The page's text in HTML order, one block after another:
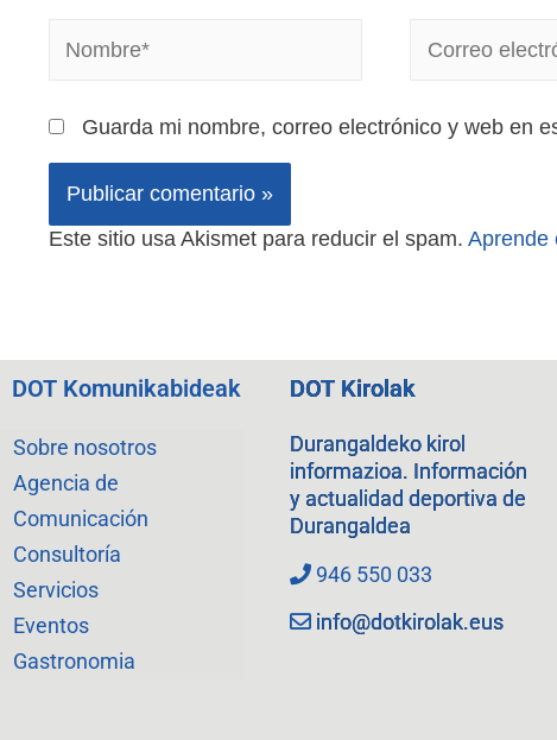
Guarda mi nombre, correo electrónico y web en
Este sitio usa Akismet para reducir el spam. Aprende
DOT Komunikabideak
Sobre nosotros
Agencia de
Comunicación
Consultoría
Servicios
Eventos
Gastronomia
DOT Kirolak
Durangaldeko kirol
informazioa. Información
y actualidad deportiva de
Durangaldea
946 550 033
info@dotkirolak.eus